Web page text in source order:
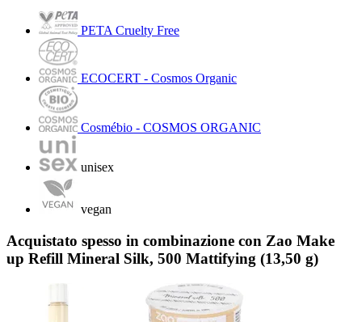
PETA Cruelty Free
ECOCERT - Cosmos Organic
Cosmébio - COSMOS ORGANIC
unisex
vegan
Acquistato spesso in combinazione con Zao Make
up Refill Mineral Silk, 500 Mattifying (13,50 g)